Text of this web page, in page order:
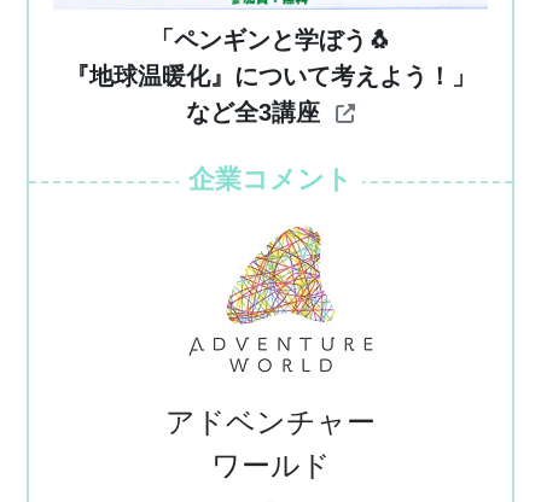
「ペンギンと学ぼう🐧
『地球温暖化』について考えよう！」
など全3講座
企業コメント
アドベンチャー
ワールド